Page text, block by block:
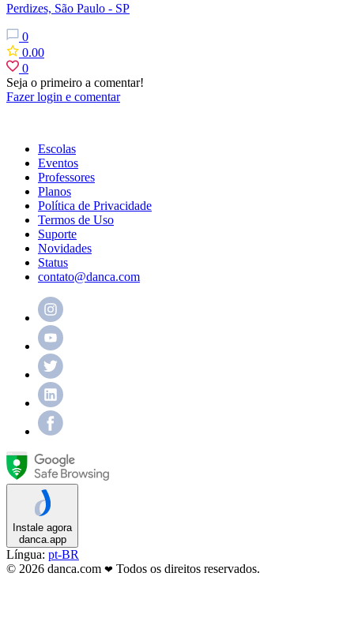
Perdizes, São Paulo - SP
0
0.00
0
Seja o primeiro a comentar!
Fazer login e comentar
Escolas
Eventos
Professores
Planos
Política de Privacidade
Termos de Uso
Suporte
Novidades
Status
contato@danca.com
Instale agora
danca.app
Língua: pt-BR
© 2026 danca.com ❤ Todos os direitos reservados.